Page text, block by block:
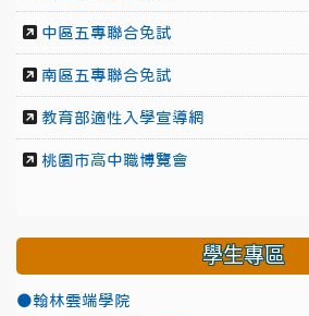
中區五專聯合免試
南區五專聯合免試
教育部適性入學宣導網
桃園市高中職博覽會
學生專區
●翰林雲端學院